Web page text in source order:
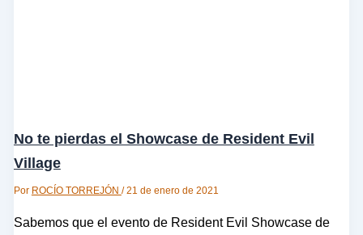
No te pierdas el Showcase de Resident Evil
Village
Por ROCÍO TORREJÓN /21 de enero de 2021
Sabemos que el evento de Resident Evil Showcase de